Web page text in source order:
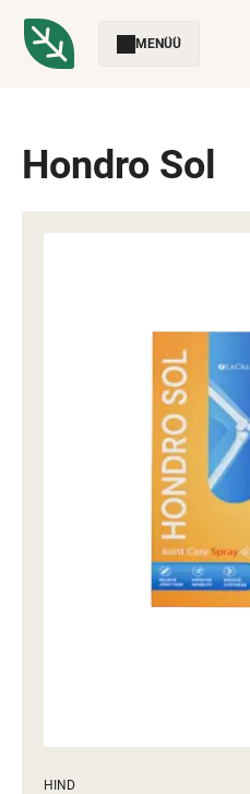
MENÜÜ
Hondro Sol
HIND